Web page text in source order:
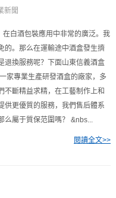
新聞
白酒包裝應用中非常的廣泛。我
的。那么在運輸途中酒盒發生擠
退換服務呢？下面山東信義酒盒
專業生產研發酒盒的廠家，多
不斷精益求精，在工藝制作上和
供更優質的服務，我們售后體系
屬于質保范圍嗎？ &nbs...
閱讀全文>>